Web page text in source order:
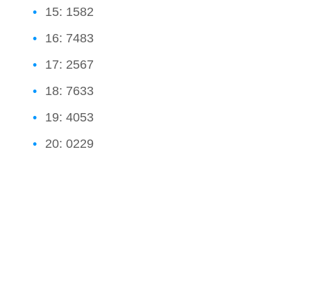
15: 1582
16: 7483
17: 2567
18: 7633
19: 4053
20: 0229